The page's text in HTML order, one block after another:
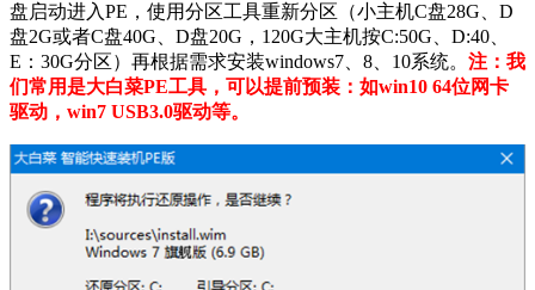
盘启动进入PE，使用分区工具重新分区（小主机C盘28G、D
盘2G或者C盘40G、D盘20G，120G大主机按C:50G、D:40、
E：30G分区）再根据需求安装windows7、8、10系统。 注：我
们常用是大白菜PE工具，可以提前预装：如win10 64位网卡
驱动，win7 USB3.0驱动等。